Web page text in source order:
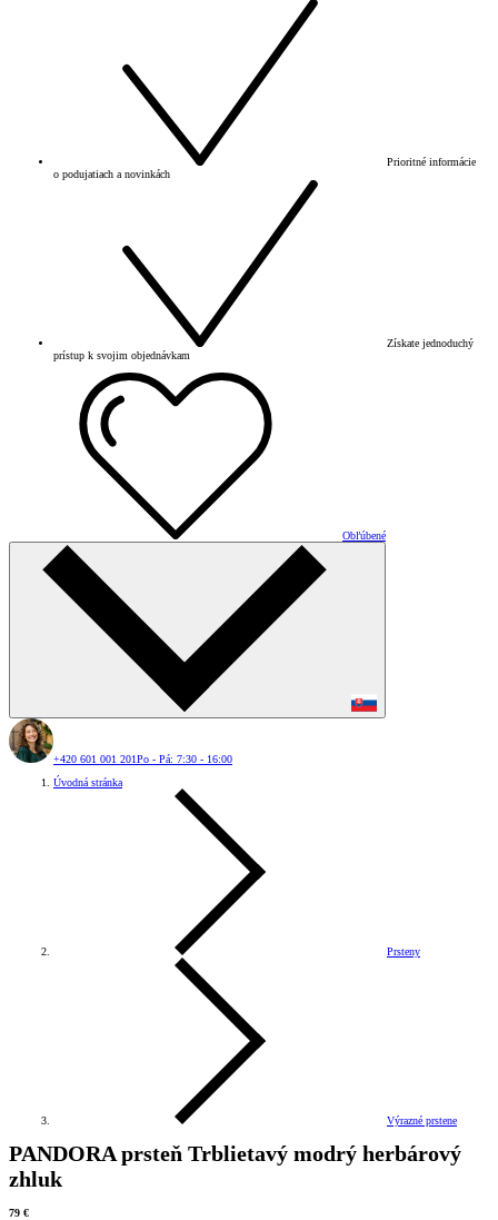
Prioritné informácie
o podujatiach a novinkách
Získate jednoduchý
prístup k svojim objednávkam
Obľúbené
+420 601 001 201Po - Pá: 7:30 - 16:00
Úvodná stránka
Prsteny
Výrazné prstene
PANDORA prsteň Trblietavý modrý herbárový
zhluk
79 €